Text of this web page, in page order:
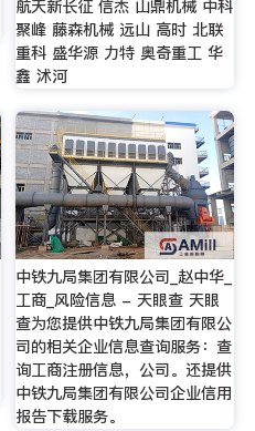
航天新长征 信杰 山鼎机械 中科
聚峰 藤森机械 远山 高时 北联
重科 盛华源 力特 奥奇重工 华
鑫 沭河
中铁九局集团有限公司_赵中华_
工商_风险信息 - 天眼查 天眼
查为您提供中铁九局集团有限公
司的相关企业信息查询服务：查
询工商注册信息，公司。还提供
中铁九局集团有限公司企业信用
报告下载服务。